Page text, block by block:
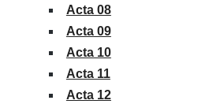
Acta 08
Acta 09
Acta 10
Acta 11
Acta 12